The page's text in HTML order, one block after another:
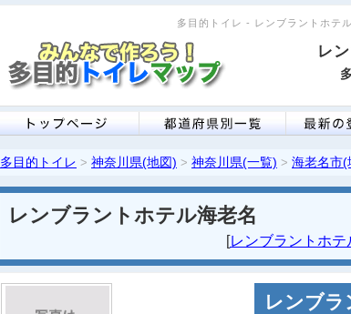
多目的トイレ - レンブラントホテ
レ
多目的トイレ > 神奈川県(地図) > 神奈川県(一覧) > 海老名市(
レンブラントホテル海老名
[レンブラントホテ
レンブラ